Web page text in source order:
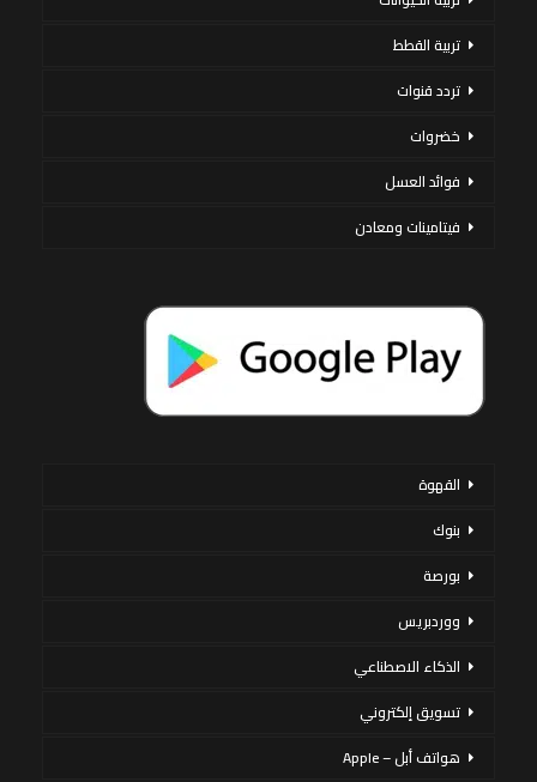
تربية القطط
تردد قنوات
خضروات
فوائد العسل
فيتامينات ومعادن
القهوة
بنوك
بورصة
ووردبريس
الذكاء الاصطناعي
تسويق إلكتروني
هواتف أبل – Apple